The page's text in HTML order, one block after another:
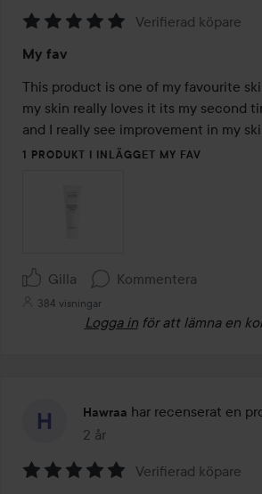
5
av
5
Verifierad köpare
My fav
This product is one of my favourite
my skin really loves it its my second
and I really see improvement in my
1 PRODUKT I INLÄGGET MY FAV
Gilla Kommentera
384 visningar
Logga in för att lämna en
Hawraa har recenserat en
2 år
Inlägget skapades 2 år
Verifierad köpare